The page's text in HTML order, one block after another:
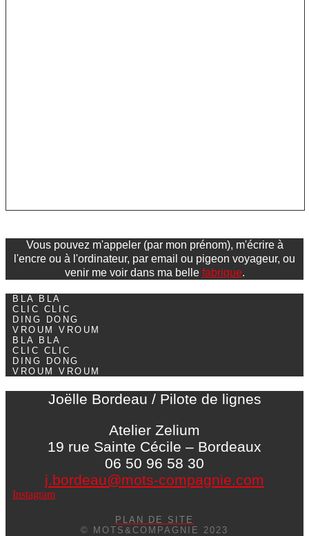
Vous pouvez m'appeler (par mon prénom), m'écrire à
l'encre ou à l'ordinateur, par email ou pigeon voyageur, ou
venir me voir dans ma belle fabrique.
BLA BLA
CLIC CLIC
DING DONG
VROUM VROUM
BLA BLA
CLIC CLIC
DING DONG
VROUM VROUM
Joëlle Bordeau / Pilote de lignes
Atelier Zelium
19 rue Sainte Cécile – Bordeaux
06 50 96 58 30
j.bordeau@mots-compagnie.com
Instagram
PLAN DE SITE
© MOTS&COMPAGNIE 2023